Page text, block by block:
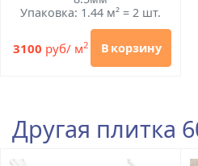
Упаковка: 1.44 м² = 2 шт.
3100 руб/ м2 В корзину
Другая плитка